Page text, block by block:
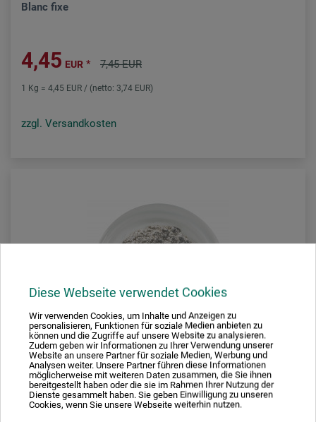
Diese Webseite verwendet Cookies
Wir verwenden Cookies, um Inhalte und Anzeigen zu
personalisieren, Funktionen für soziale Medien anbieten zu
können und die Zugriffe auf unsere Website zu analysieren.
Zudem geben wir Informationen zu Ihrer Verwendung unserer
Website an unsere Partner für soziale Medien, Werbung und
Analysen weiter. Unsere Partner führen diese Informationen
möglicherweise mit weiteren Daten zusammen, die Sie ihnen
bereitgestellt haben oder die sie im Rahmen Ihrer Nutzung der
Dienste gesammelt haben. Sie geben Einwilligung zu unseren
Cookies, wenn Sie unsere Webseite weiterhin nutzen.
Blanc fixe
4,45 EUR * 7,45 EUR
1 Kg = 4,45 EUR / (netto: 3,74 EUR)
zzgl. Versandkosten
boesner